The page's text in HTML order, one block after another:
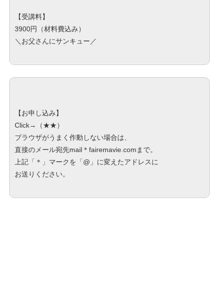
【受講料】
3900円（材料費込み）
＼お父さんにサンキュー／
【お申し込み】
Click→（★★）
ブラウザがうまく作動しない場合は、
直接のメール宛先mail＊fairemavie.comまで。
上記「＊」マークを「@」に変えたアドレスに
お送りください。